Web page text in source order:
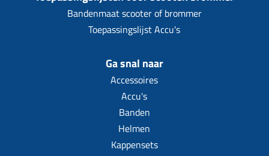
Bandenmaat scooter of brommer
Toepassingslijst Accu's
Ga snal naar
Accessoires
Accu's
Banden
Helmen
Kappensets